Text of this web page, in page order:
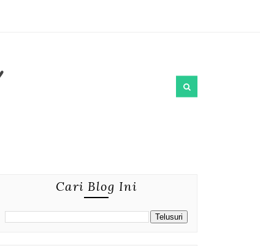
Cari Blog Ini